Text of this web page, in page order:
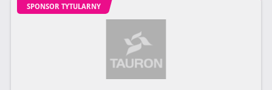
SPONSOR TYTULARNY